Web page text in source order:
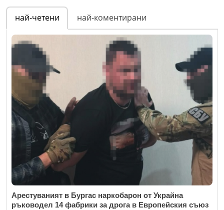
най-четени най-коментирани
Арестуваният в Бургас наркобарон от Украйна
ръководел 14 фабрики за дрога в Европейския съюз